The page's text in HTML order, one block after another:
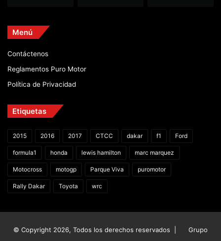
Menú
Contáctenos
Reglamentos Puro Motor
Política de Privacidad
Etiquetas
2015 2016 2017 CTCC dakar f1 Ford
formula1 honda lewis hamilton marc marquez
Motocross motogp Parque Viva puromotor
Rally Dakar Toyota wrc
© Copyright 2026, Todos los derechos reservados | Grupo